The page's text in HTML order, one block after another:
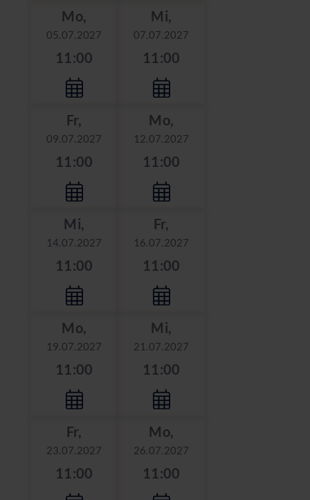
Mo,
05.07.2027
11:00
Mi,
07.07.2027
11:00
Fr,
09.07.2027
11:00
Mo,
12.07.2027
11:00
Mi,
14.07.2027
11:00
Fr,
16.07.2027
11:00
Mo,
19.07.2027
11:00
Mi,
21.07.2027
11:00
Fr,
23.07.2027
11:00
Mo,
26.07.2027
11:00